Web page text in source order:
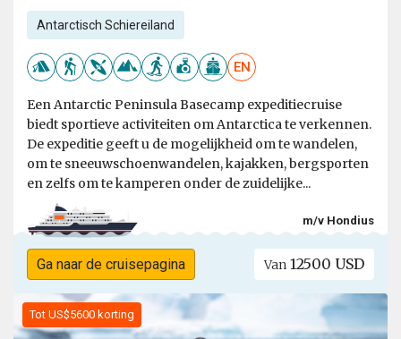
Antarctisch Schiereiland
EN
Een Antarctic Peninsula Basecamp expeditiecruise
biedt sportieve activiteiten om Antarctica te verkennen.
De expeditie geeft u de mogelijkheid om te wandelen,
om te sneeuwschoenwandelen, kajakken, bergsporten
en zelfs om te kamperen onder de zuidelijke...
m/v Hondius
Ga naar de cruisepagina Van 12500 USD
Tot US$5600 korting